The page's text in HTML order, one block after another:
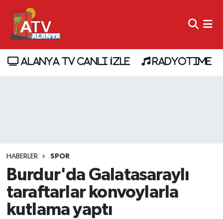
ALANYA TV CANLI İZLE RADYOTIME
HABERLER SPOR
Burdur'da Galatasaraylı
taraftarlar konvoylarla
kutlama yaptı